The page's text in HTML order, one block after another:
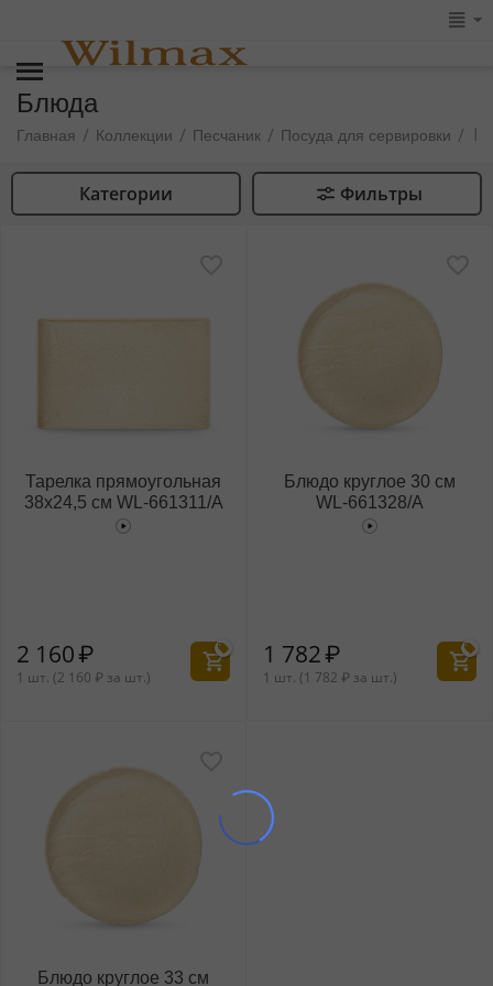
Блюда
Главная / Коллекции / Песчаник / Посуда для сервировки /
Категории Фильтры
Тарелка прямоугольная
38x24,5 см WL‑661311/A
2 160₽
1 шт. (2 160 ₽ за шт.)
Блюдо круглое 30 см
WL‑661328/A
1 782₽
1 шт. (1 782 ₽ за шт.)
Блюдо круглое 33 см